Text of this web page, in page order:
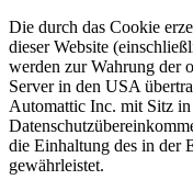
Die durch das Cookie
dieser Website
werden zur Wahrung der
Server in den USA
Automattic Inc. mit Sitz
die Einhaltung des in der
gewährleistet.